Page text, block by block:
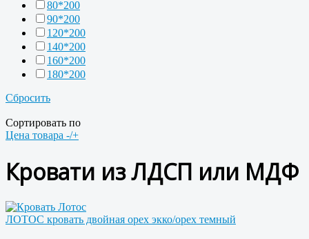
80*200
90*200
120*200
140*200
160*200
180*200
Сбросить
Сортировать по
Цена товара -/+
Кровати из ЛДСП или МДФ
ЛОТОС кровать двойная орех экко/орех темный